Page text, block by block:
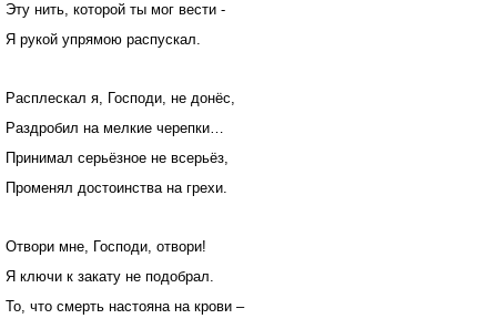
Эту нить, которой ты мог вести -
Я рукой упрямою распускал.
Расплескал я, Господи, не донёс,
Раздробил на мелкие черепки…
Принимал серьёзное не всерьёз,
Променял достоинства на грехи.
Отвори мне, Господи, отвори!
Я ключи к закату не подобрал.
То, что смерть настояна на крови –